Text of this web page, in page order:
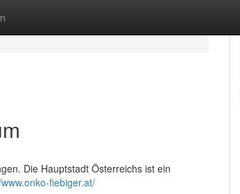
Die Hauptstadt Österreichs ist ein
fiebiger.at/